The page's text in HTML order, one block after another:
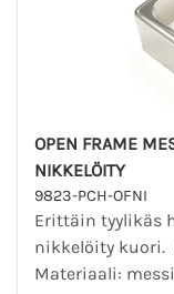
OPEN FRAME
NIKKELÖITY
9823-PCH-OFNI
Erittäin tyylikäs
nikkelöity kuori.
Materiaali: